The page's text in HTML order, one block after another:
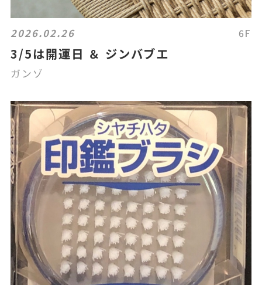
2026.02.26 6F
3/5は開運日 ＆ ジンバブエ
ガンゾ